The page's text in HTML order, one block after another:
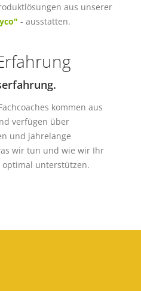
aus unserer
- ausstatten.
kommen aus
verfügen über
und jahrelange
wir tun und wie wir Ihr
optimal unterstützen.